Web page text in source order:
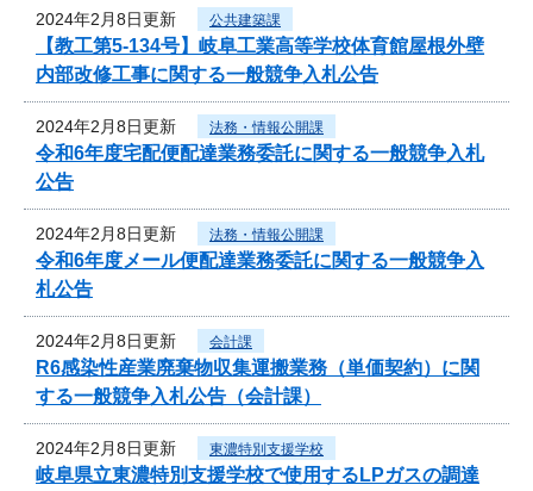
2024年2月8日更新 公共建築課
【教工第5-134号】岐阜工業高等学校体育館屋根外壁
内部改修工事に関する一般競争入札公告
2024年2月8日更新 法務・情報公開課
令和6年度宅配便配達業務委託に関する一般競争入札
公告
2024年2月8日更新 法務・情報公開課
令和6年度メール便配達業務委託に関する一般競争入
札公告
2024年2月8日更新 会計課
R6感染性産業廃棄物収集運搬業務（単価契約）に関
する一般競争入札公告（会計課）
2024年2月8日更新 東濃特別支援学校
岐阜県立東濃特別支援学校で使用するLPガスの調達